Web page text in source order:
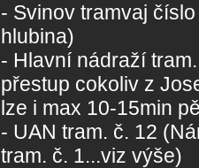
- Svinov tramvaj
hlubina)
- Hlavní nádraží
přestup cokoliv z
lze i max 10-15min
- UAN tram. č. 12
tram. č. 1...viz výše)